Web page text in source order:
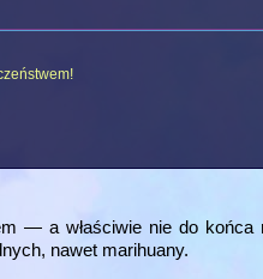
— a właściwie nie do końca
nawet marihuany.